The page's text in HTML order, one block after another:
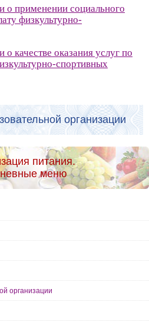
о применении социального
физкультурно-
качестве оказания услуг по
спортивных
организации
питания.
меню
организации